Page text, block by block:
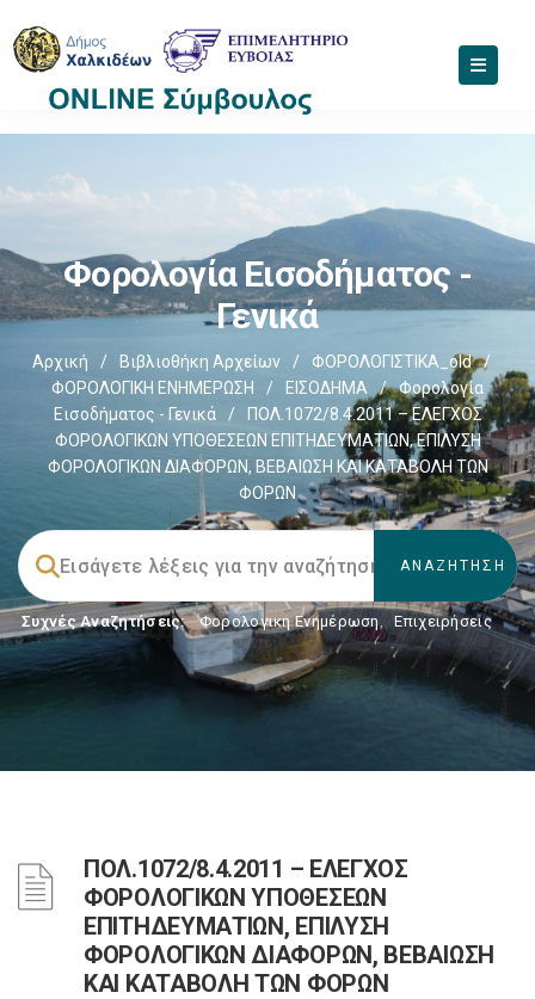
Φορολογία Εισοδήματος -
Γενικά
Αρχική / Βιβλιοθήκη Αρχείων / ΦΟΡΟΛΟΓΙΣΤΙΚΑ_old
/
ΦΟΡΟΛΟΓΙΚΗ ΕΝΗΜΕΡΩΣΗ
/ ΕΙΣΟΔΗΜΑ /
Φορολογία
Εισοδήματος - Γενικά
/
ΠΟΛ.1072/8.4.2011 – ΕΛΕΓΧΟΣ
ΦΟΡΟΛΟΓΙΚΩΝ ΥΠΟΘΕΣΕΩΝ ΕΠΙΤΗΔΕΥΜΑΤΙΩΝ, ΕΠΙΛΥΣΗ
ΦΟΡΟΛΟΓΙΚΩΝ ΔΙΑΦΟΡΩΝ, ΒΕΒΑΙΩΣΗ ΚΑΙ ΚΑΤΑΒΟΛΗ ΤΩΝ
ΦΟΡΩΝ
Συχνές Αναζητήσεις: Φορολογικη Ενημέρωση, Επιχειρήσεις
ΠΟΛ.1072/8.4.2011 – ΕΛΕΓΧΟΣ
ΦΟΡΟΛΟΓΙΚΩΝ ΥΠΟΘΕΣΕΩΝ
ΕΠΙΤΗΔΕΥΜΑΤΙΩΝ, ΕΠΙΛΥΣΗ
ΦΟΡΟΛΟΓΙΚΩΝ ΔΙΑΦΟΡΩΝ, ΒΕΒΑΙΩΣΗ
ΚΑΙ ΚΑΤΑΒΟΛΗ ΤΩΝ ΦΟΡΩΝ